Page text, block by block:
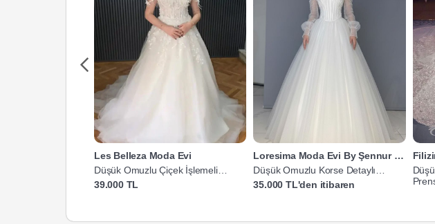
Les Belleza Moda Evi
Düşük Omuzlu Çiçek İşlemeli
Prenses Gelinlik
39.000 TL
Loresima Moda Evi By Şennur Kosif
Düşük Omuzlu Korse Detaylı
Prenses Gelinlik
35.000 TL'den itibaren